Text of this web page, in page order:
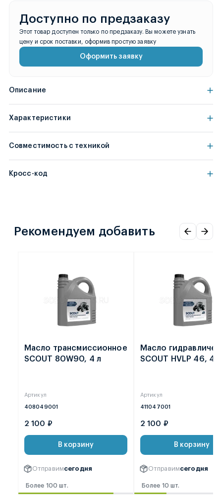
Доступно по предзаказу
Этот товар доступен только по предзаказу. Вы можете узнать
цену и срок поставки, оформив простую заявку
Оформить заявку
Описание
Характеристики
Совместимость с техникой
Кросс-код
Рекомендуем добавить
Масло трансмиссионное
SCOUT 80W90, 4 л
Артикул
408049001
2 100 ₽
В корзину
Отправимсегодня
Более 100 шт.
Масло
SCOUT HVLP 46, 4 л
Артикул
411047001
2 100 ₽
В корзину
Отправимсегодня
Более 10 шт.